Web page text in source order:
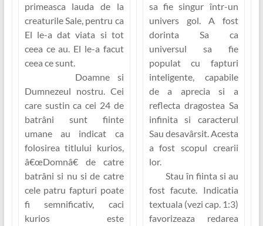
primeasca lauda de la
creaturile Sale, pentru ca
El le-a dat viata si tot
ceea ce au. El le-a facut
ceea ce sunt.
Doamne si
Dumnezeul nostru.Cei
care sustin ca cei 24 de
batrâni sunt fiinte
umane au indicat ca
folosirea titlului kurios,
â€œDomnâ€ de catre
batrâni si nu si de catre
cele patru fapturi poate
fi semnificativ, caci
kurioseste
sa fie singur într-un
univers gol. A fost
dorinta Sa ca
universul sa fie
populat cu fapturi
inteligente, capabile
de a aprecia si a
reflecta dragostea Sa
infinita si caracterul
Sau desavârsit. Acesta
a fost scopul crearii
lor.
Stau în fiinta si au
fost facute. Indicatia
textuala (vezi cap. 1:3)
favorizeaza redarea